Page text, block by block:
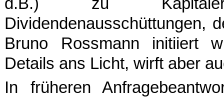
Dividendenausschüttungen,
Bruno Rossmann initiiert
Details ans Licht, wirft aber
In früheren